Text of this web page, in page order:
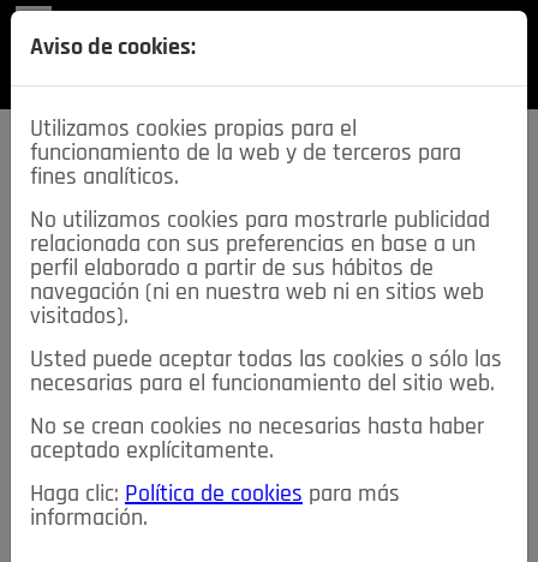
SECCIONES
descarga esta
REVISTA
≡NOTICIAS
NOTICIAS SERVICIOS DE INTERÉS
TABLÓN DE ANUNCIOS MIS ANUNCIOS CONTACTO
NOSOTROS
Aviso de cookies:
Utilizamos cookies propias para el
funcionamiento de la web y de terceros para
fines analíticos.
No utilizamos cookies para mostrarle publicidad
relacionada con sus preferencias en base a un
perfil elaborado a partir de sus hábitos de
navegación (ni en nuestra web ni en sitios web
visitados).
Usted puede aceptar todas las cookies o sólo las
necesarias para el funcionamiento del sitio web.
No se crean cookies no necesarias hasta haber
aceptado explícitamente.
Haga clic: Política de cookies para más
información.